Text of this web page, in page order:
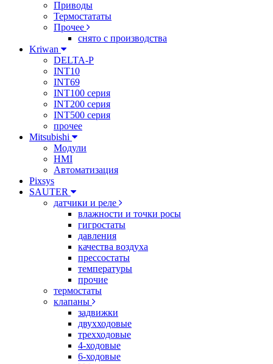
Приводы
Термостататы
Прочее
снято с производства
Kriwan
DELTA-P
INT10
INT69
INT100 серия
INT200 серия
INT500 серия
прочее
Mitsubishi
Модули
HMI
Автоматизация
Pixsys
SAUTER
датчики и реле
влажности и точки росы
гигростаты
давления
качества воздуха
прессостаты
температуры
прочие
термостаты
клапаны
задвижки
двухходовые
трехходовые
4-ходовые
6-ходовые